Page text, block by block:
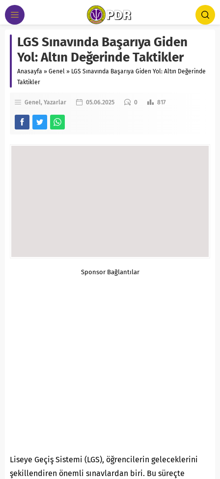
LGS Sınavında Başarıya Giden
Yol: Altın Değerinde Taktikler
Anasayfa » Genel » LGS Sınavında Başarıya Giden Yol: Altın Değerinde
Taktikler
Genel Yazarlar 05.06.2025 0 817
Sponsor Bağlantılar
Liseye Geçiş Sistemi (LGS), öğrencilerin geleceklerini
şekillendiren önemli sınavlardan biri. Bu süreçte